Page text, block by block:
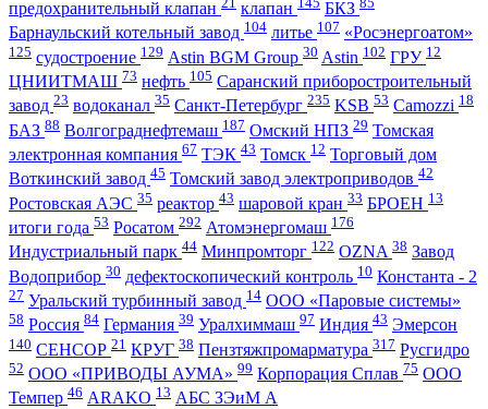
предохранительный клапан клапан БКЗ
Барнаульский котельный завод 104 литье 107 «Росэнергоатом»
125 судостроение 129 Astin BGM Group 30 Astin 102 ГРУ 12
ЦНИИТМАШ 73 нефть 105 Саранский приборостроительный
завод 23 водоканал 35 Санкт-Петербург 235 KSB 53 Camozzi 18
БАЗ 88 Волгограднефтемаш 187 Омский НПЗ 29 Томская
электронная компания 67 ТЭК 43 Томск 12 Торговый дом
Воткинский завод 45 Томский завод электроприводов 42
Ростовская АЭС 35 реактор 43 шаровой кран 33 БРОЕН 13
итоги года 53 Росатом 292 Атомэнергомаш 176
Индустриальный парк 44 Минпромторг 122 OZNA 38 Завод
Водоприбор 30 дефектоскопический контроль 10 Константа - 2
27 Уральский турбинный завод 14 ООО «Паровые системы»
58 Россия 84 Германия 39 Уралхиммаш 97 Индия 43 Эмерсон
140 СЕНСОР 21 КРУГ 38 Пензтяжпромарматура 317 Русгидро
52 ООО «ПРИВОДЫ АУМА» 99 Корпорация Сплав 75 ООО
Темпер 46 ARAKO 13 АБС ЗЭиМ А